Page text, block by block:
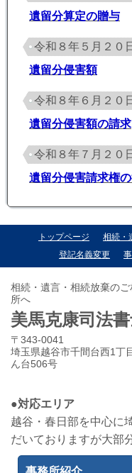
遺留分算定の贈与
令和８年５月２０
遺留分侵害額
令和８年６月２０
遺留分侵害額の請求
令和８年７月２０
遺留分侵害請求権
トップページ 相続・
登記名義変更
相続・遺言・相続放棄の
所へ
美馬克康司法
〒343-0041
埼玉県越谷市千間台西1丁
ん台506号
●対応エリア
越谷・春日部を中心に
だいておりますが大部